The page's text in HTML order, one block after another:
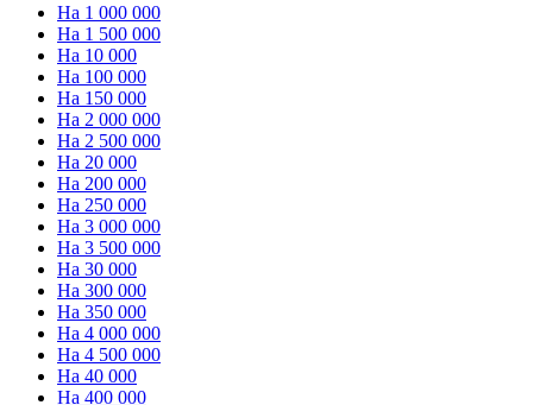
На 1 000 000
На 1 500 000
На 10 000
На 100 000
На 150 000
На 2 000 000
На 2 500 000
На 20 000
На 200 000
На 250 000
На 3 000 000
На 3 500 000
На 30 000
На 300 000
На 350 000
На 4 000 000
На 4 500 000
На 40 000
На 400 000